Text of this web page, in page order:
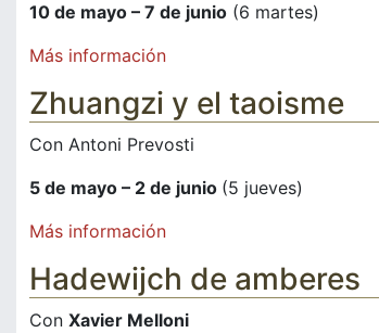
10 de mayo – 7 de junio (6 martes)
Más información
Zhuangzi y el taoisme
Con Antoni Prevosti
5 de mayo – 2 de junio (5 jueves)
Más información
Hadewijch de amberes
Con Xavier Melloni